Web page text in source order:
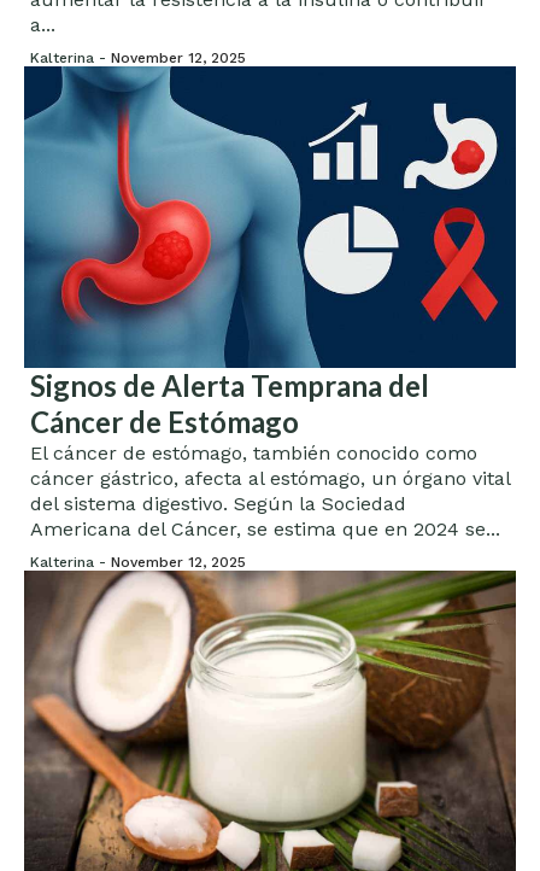
a...
Kalterina - November 12, 2025
Signos de Alerta Temprana del
Cáncer de Estómago
El cáncer de estómago, también conocido como
cáncer gástrico, afecta al estómago, un órgano vital
del sistema digestivo. Según la Sociedad
Americana del Cáncer, se estima que en 2024 se...
Kalterina - November 12, 2025